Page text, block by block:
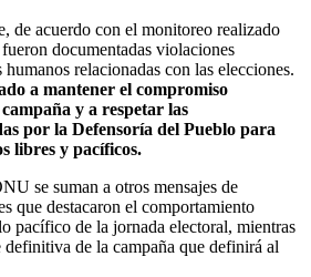
de acuerdo con el monitoreo realizado
documentadas violaciones
relacionadas con las elecciones.
a mantener el compromiso
y a respetar las
por la Defensoría del Pueblo para
libres y pacíficos.
se suman a otros mensajes de
que destacaron el comportamiento
pacífico de la jornada electoral, mientras
de la campaña que definirá al